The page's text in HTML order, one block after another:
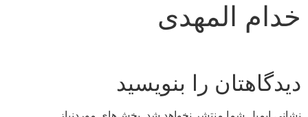
خدام المهدی
دیدگاهتان را بنویسید